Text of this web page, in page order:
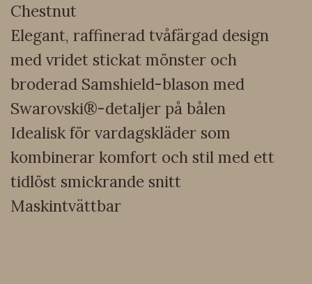
Chestnut
Elegant, raffinerad tvåfärgad design
med vridet stickat mönster och
broderad Samshield-blason med
Swarovski®-detaljer på bålen
Idealisk för vardagskläder som
kombinerar komfort och stil med ett
tidlöst smickrande snitt
Maskintvättbar